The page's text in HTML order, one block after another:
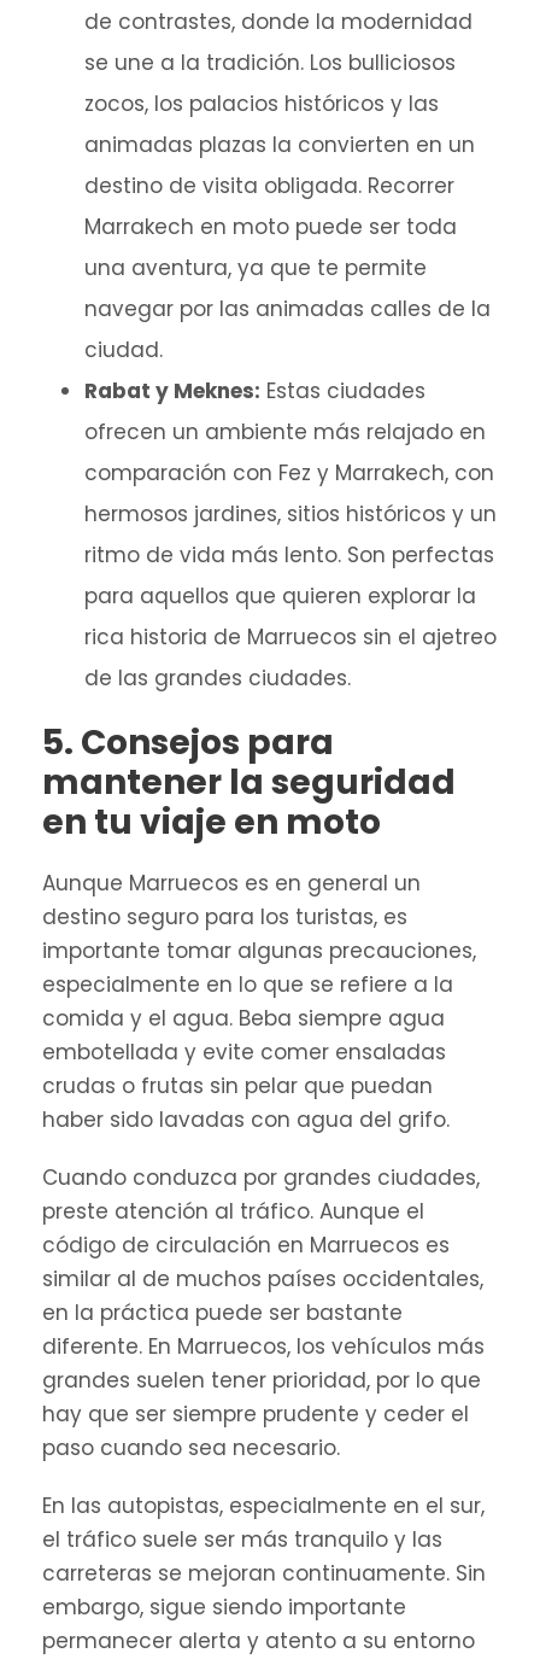
de contrastes, donde la modernidad
se une a la tradición. Los bulliciosos
zocos, los palacios históricos y las
animadas plazas la convierten en un
destino de visita obligada. Recorrer
Marrakech en moto puede ser toda
una aventura, ya que te permite
navegar por las animadas calles de la
ciudad.
Rabat y Meknes: Estas ciudades
ofrecen un ambiente más relajado en
comparación con Fez y Marrakech, con
hermosos jardines, sitios históricos y un
ritmo de vida más lento. Son perfectas
para aquellos que quieren explorar la
rica historia de Marruecos sin el ajetreo
de las grandes ciudades.
5. Consejos para
mantener la seguridad
en tu viaje en moto
Aunque Marruecos es en general un
destino seguro para los turistas, es
importante tomar algunas precauciones,
especialmente en lo que se refiere a la
comida y el agua. Beba siempre agua
embotellada y evite comer ensaladas
crudas o frutas sin pelar que puedan
haber sido lavadas con agua del grifo.
Cuando conduzca por grandes ciudades,
preste atención al tráfico. Aunque el
código de circulación en Marruecos es
similar al de muchos países occidentales,
en la práctica puede ser bastante
diferente. En Marruecos, los vehículos más
grandes suelen tener prioridad, por lo que
hay que ser siempre prudente y ceder el
paso cuando sea necesario.
En las autopistas, especialmente en el sur,
el tráfico suele ser más tranquilo y las
carreteras se mejoran continuamente. Sin
embargo, sigue siendo importante
permanecer alerta y atento a su entorno